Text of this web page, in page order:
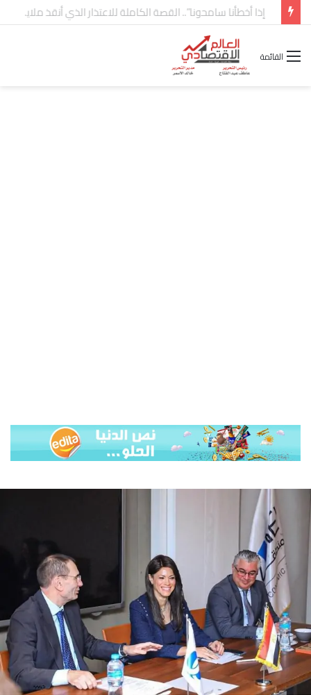
شركة “Scope Developments” تعلن تولي أحمد كمال عيسى منصب الرئيس التنفيذي للقطاع التجاري
القائمة